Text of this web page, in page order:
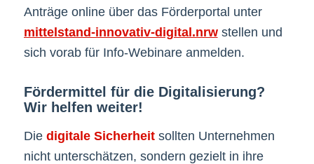
Anträge online über das Förderportal unter
mittelstand-innovativ-digital.nrwstellen und
sich vorab für Info-Webinare anmelden.
Fördermittel für die Digitalisierung?
Wir helfen weiter!
Die digitale Sicherheitsollten Unternehmen
nicht unterschätzen, sondern gezielt in ihre